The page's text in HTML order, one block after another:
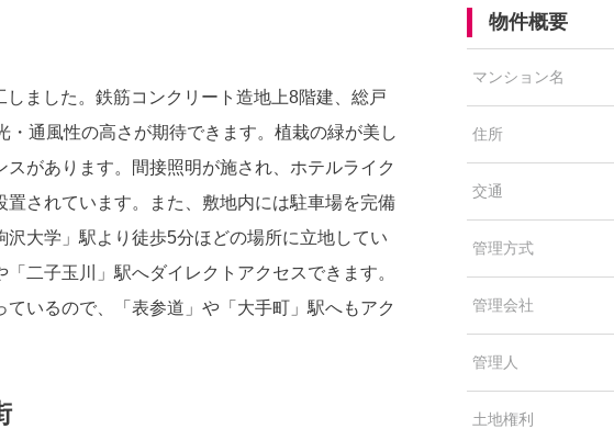
ました。鉄筋コンクリート造地上8階建、総戸
通風性の高さが期待できます。植栽の緑が美し
があります。間接照明が施され、ホテルライク
されています。また、敷地内には駐車場を完備
大学」駅より徒歩5分ほどの場所に立地してい
二子玉川」駅へダイレクトアクセスできます。
いるので、「表参道」や「大手町」駅へもアク
物件概要
マンション名
住所
交通
管理方式
管理会社
管理人
土地権利